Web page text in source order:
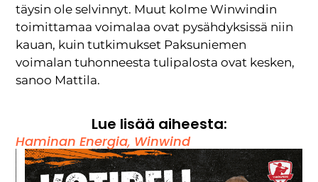
täysin ole selvinnyt. Muut kolme Winwindin
toimittamaa voimalaa ovat pysähdyksissä niin
kauan, kuin tutkimukset Paksuniemen
voimalan tuhonneesta tulipalosta ovat kesken,
sanoo Mattila.
Lue lisää aiheesta:
Haminan Energia, Winwind